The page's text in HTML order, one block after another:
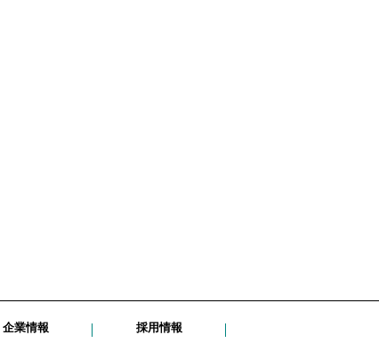
企業情報 採用情報